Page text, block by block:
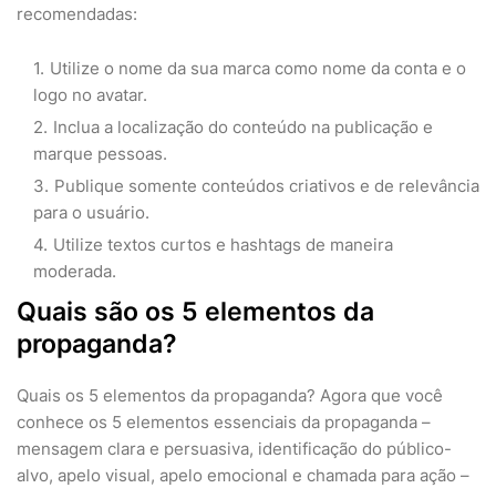
recomendadas:
Utilize o nome da sua marca como nome da conta e o
logo no avatar.
Inclua a localização do conteúdo na publicação e
marque pessoas.
Publique somente conteúdos criativos e de relevância
para o usuário.
Utilize textos curtos e hashtags de maneira
moderada.
Quais são os 5 elementos da
propaganda?
Quais os 5 elementos da propaganda? Agora que você
conhece os 5 elementos essenciais da propaganda –
mensagem clara e persuasiva, identificação do público-
alvo, apelo visual, apelo emocional e chamada para ação –